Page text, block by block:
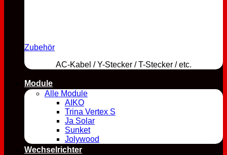
Zubehör
AC-Kabel / Y-Stecker / T-Stecker / etc.
Module
Alle Module
AIKO
Trina Vertex S
Ja Solar
Sunket
Jolywood
Wechselrichter